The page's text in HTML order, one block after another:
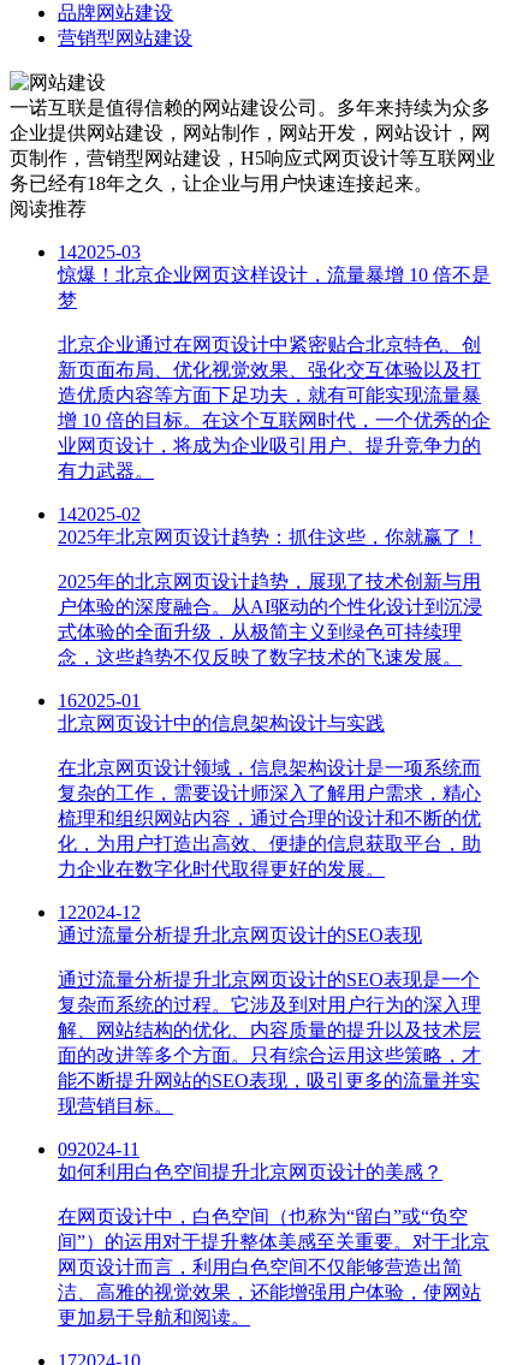
品牌网站建设
营销型网站建设
一诺互联是值得信赖的网站建设公司。多年来持续为众多
企业提供网站建设，网站制作，网站开发，网站设计，网
页制作，营销型网站建设，H5响应式网页设计等互联网业
务已经有18年之久，让企业与用户快速连接起来。
阅读推荐
142025-03
惊爆！北京企业网页这样设计，流量暴增 10 倍不是
梦
北京企业通过在网页设计中紧密贴合北京特色、创
新页面布局、优化视觉效果、强化交互体验以及打
造优质内容等方面下足功夫，就有可能实现流量暴
增 10 倍的目标。在这个互联网时代，一个优秀的企
业网页设计，将成为企业吸引用户、提升竞争力的
有力武器。
142025-02
2025年北京网页设计趋势：抓住这些，你就赢了！
2025年的北京网页设计趋势，展现了技术创新与用
户体验的深度融合。从AI驱动的个性化设计到沉浸
式体验的全面升级，从极简主义到绿色可持续理
念，这些趋势不仅反映了数字技术的飞速发展。
162025-01
北京网页设计中的信息架构设计与实践
在北京网页设计领域，信息架构设计是一项系统而
复杂的工作，需要设计师深入了解用户需求，精心
梳理和组织网站内容，通过合理的设计和不断的优
化，为用户打造出高效、便捷的信息获取平台，助
力企业在数字化时代取得更好的发展。
122024-12
通过流量分析提升北京网页设计的SEO表现
通过流量分析提升北京网页设计的SEO表现是一个
复杂而系统的过程。它涉及到对用户行为的深入理
解、网站结构的优化、内容质量的提升以及技术层
面的改进等多个方面。只有综合运用这些策略，才
能不断提升网站的SEO表现，吸引更多的流量并实
现营销目标。
092024-11
如何利用白色空间提升北京网页设计的美感？
在网页设计中，白色空间（也称为“留白”或“负空
间”）的运用对于提升整体美感至关重要。对于北京
网页设计而言，利用白色空间不仅能够营造出简
洁、高雅的视觉效果，还能增强用户体验，使网站
更加易于导航和阅读。